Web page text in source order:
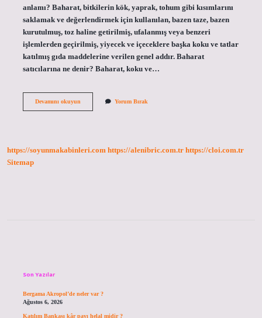
anlamı? Baharat, bitkilerin kök, yaprak, tohum gibi kısımlarını
saklamak ve değerlendirmek için kullanılan, bazen taze, bazen
kurutulmuş, toz haline getirilmiş, ufalanmış veya benzeri
işlemlerden geçirilmiş, yiyecek ve içeceklere başka koku ve tatlar
katılmış gıda maddelerine verilen genel addır. Baharat
satıcılarına ne denir? Baharat, koku ve…
Devamını okuyunBaharatçı
Yorum Bırak
https://soyunmakabinleri.com https://alenibric.com.tr https://cloi.com.tr
Sitemap
Son Yazılar
Bergama Akropol’de neler var ?
Ağustos 6, 2026
Katılım Bankası kâr payı helal midir ?